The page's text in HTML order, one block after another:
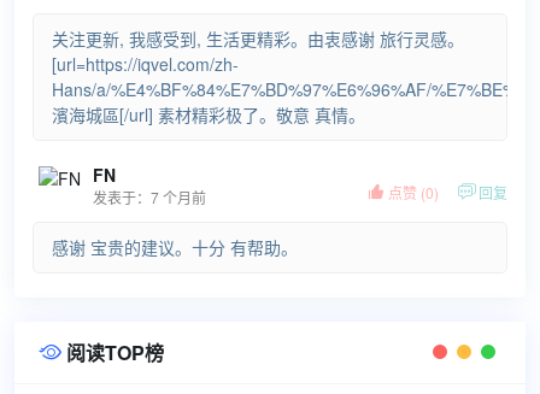
关注更新, 我感受到, 生活更精彩。由衷感谢 旅行灵感。
[url=https://iqvel.com/zh-
Hans/a/%E4%BF%84%E7%BD%97%E6%96%AF/
濱海城區[/url] 素材精彩极了。敬意 真情。
FN
发表于：7 个月前
感谢 宝贵的建议。十分 有帮助。
 点赞 (0) 回复
 阅读TOP榜